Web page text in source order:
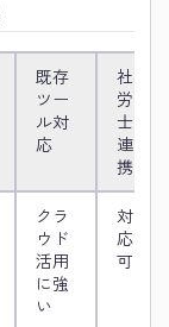
既存
ツー
ル対
応
社
労
士
連
携
クラ
ウド
活用
に強
い
対
応
可